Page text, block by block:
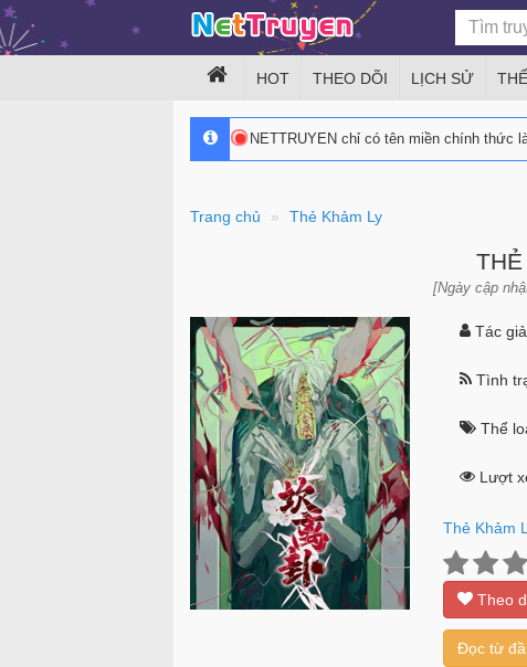
HOT THEO DÕI LỊCH SỬ
NETTRUYEN chỉ có tên miền chính thức
Trang chủ Thẻ Khảm Ly
[Ngày cập
Tác giả
Tình
Thể
Lượt
Thẻ Khảm
Theo
Đọc từ